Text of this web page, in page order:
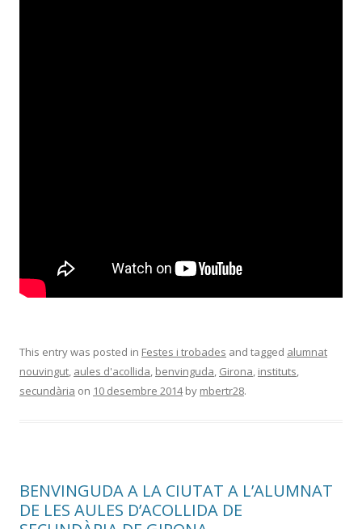
This entry was posted in Festes i trobades and tagged alumnat
nouvingut aules d'acollida benvinguda Girona instituts
secundària on 10 desembre 2014by mbertr28.
BENVINGUDA A LA CIUTAT A L’ALUMNAT
DE LES AULES D’ACOLLIDA DE